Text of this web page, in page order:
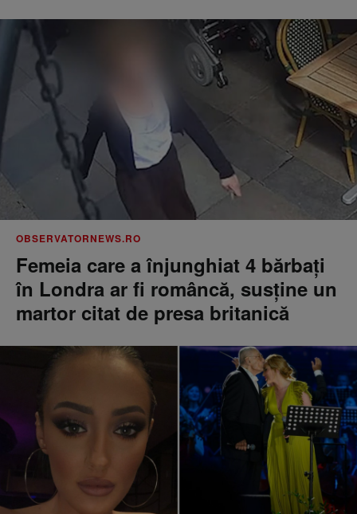
OBSERVATORNEWS.RO
Femeia care a înjunghiat 4 bărbați
în Londra ar fi româncă, susţine un
martor citat de presa britanică